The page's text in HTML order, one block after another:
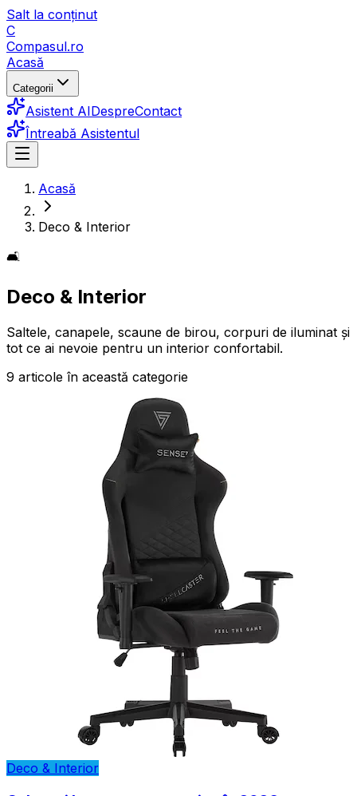
Salt la conținut
C
Compasul.ro
Acasă
Categorii
Asistent AIDespreContact
Întreabă Asistentul
Acasă
Deco & Interior
🛋️
Deco & Interior
Saltele, canapele, scaune de birou, corpuri de iluminat și
tot ce ai nevoie pentru un interior confortabil.
9 articole în această categorie
Deco & Interior